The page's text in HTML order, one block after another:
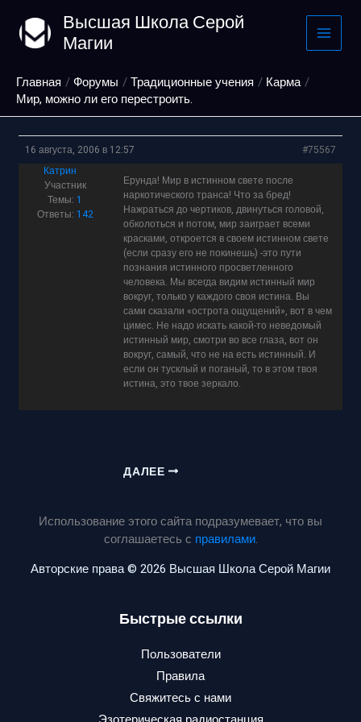
содержимому
Высшая Школа Серой
Магии
Главная Форумы Традиционные учения
Карма
Мир, можно ли его перестроить.
16 августа, 2006 в 12:57
#75567
Катрин
Участник
Темы:1
Ответы: 142
Ерунда! Мир в истинном свете после
наркотического транса! Что за бред!
Нажраться до чертиков, двинуться головой,
обколоться и потом, мир заиграет всеми
красками, откроется в своем истинном свете
(если сразу его не покинешь) -это пути
познания истинного просветленного
человека. Мы всегда видим истинный мир
вокруг, только у каждого своя истина. Вы
сами сказали «острота ощущений», вот в чем
цимес. Не надо искать какой-то неведомый
истинный мир, смотри во все глаза, вот он
вокруг, самый, что не на есть истинный. И
если он тусклый и поганый, то в этом твоя
истина, это твое зеркало.
ДАЛЕЕ
Использование этого сайта подразумевает, что вы
соглашаетесь с правилами.
Авторские права © 2026 Высшая Школа Серой Магии
Быстрые ссылки
Пользователи
Правила
Свяжитесь с нами